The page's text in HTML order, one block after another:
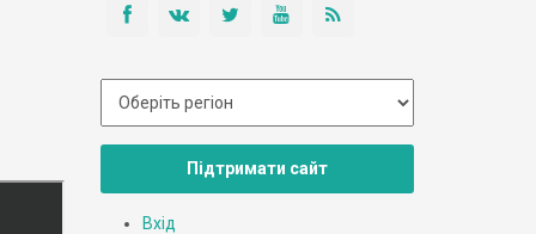
Підтримати сайт
Вхід